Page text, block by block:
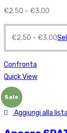
€2.50 – €3.00
€2.50 – €3.00
Confronta
Quick View
Sale
Aggiungi alla